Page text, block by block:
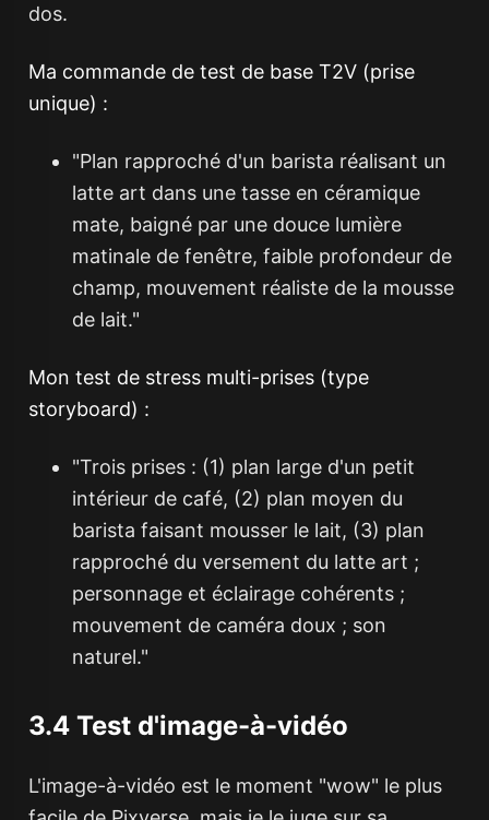
dos.
Ma commande de test de base T2V (prise
unique) :
"Plan rapproché d'un barista réalisant un
latte art dans une tasse en céramique
mate, baigné par une douce lumière
matinale de fenêtre, faible profondeur de
champ, mouvement réaliste de la mousse
de lait."
Mon test de stress multi-prises (type
storyboard) :
"Trois prises : (1) plan large d'un petit
intérieur de café, (2) plan moyen du
barista faisant mousser le lait, (3) plan
rapproché du versement du latte art ;
personnage et éclairage cohérents ;
mouvement de caméra doux ; son
naturel."
3.4 Test d'image-à-vidéo
L'image-à-vidéo est le moment "wow" le plus